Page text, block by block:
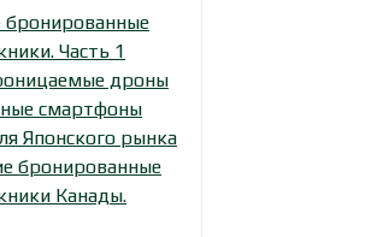
бронированные
Часть 1
дроны
смартфоны
Японского рынка
бронированные
Канады.